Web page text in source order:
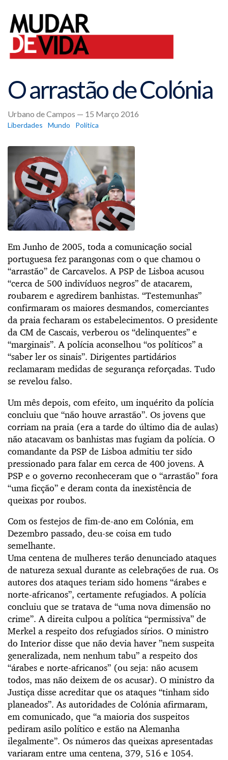
O arrastão de Colónia
Urbano de Campos — 15 Março 2016
Liberdades Mundo Política
Em Junho de 2005, toda a comunicação social
portuguesa fez parangonas com o que chamou o
“arrastão” de Carcavelos. A PSP de Lisboa acusou
“cerca de 500 indivíduos negros” de atacarem,
roubarem e agredirem banhistas. “Testemunhas”
confirmaram os maiores desmandos, comerciantes
da praia fecharam os estabelecimentos. O presidente
da CM de Cascais, verberou os “delinquentes” e
“marginais”. A polícia aconselhou “os políticos” a
“saber ler os sinais”. Dirigentes partidários
reclamaram medidas de segurança reforçadas. Tudo
se revelou falso.
Um mês depois, com efeito, um inquérito da polícia
concluiu que “não houve arrastão”. Os jovens que
corriam na praia (era a tarde do último dia de aulas)
não atacavam os banhistas mas fugiam da polícia. O
comandante da PSP de Lisboa admitiu ter sido
pressionado para falar em cerca de 400 jovens. A
PSP e o governo reconheceram que o “arrastão” fora
“uma ficção” e deram conta da inexistência de
queixas por roubos.
Com os festejos de fim-de-ano em Colónia, em
Dezembro passado, deu-se coisa em tudo
semelhante.
Uma centena de mulheres terão denunciado ataques
de natureza sexual durante as celebrações de rua. Os
autores dos ataques teriam sido homens “árabes e
norte-africanos”, certamente refugiados. A polícia
concluiu que se tratava de “uma nova dimensão no
crime”. A direita culpou a política “permissiva” de
Merkel a respeito dos refugiados sírios. O ministro
do Interior disse que não devia haver ”nem suspeita
generalizada, nem nenhum tabu” a respeito dos
“árabes e norte-africanos” (ou seja: não acusem
todos, mas não deixem de os acusar). O ministro da
Justiça disse acreditar que os ataques “tinham sido
planeados”. As autoridades de Colónia afirmaram,
em comunicado, que “a maioria dos suspeitos
pediram asilo político e estão na Alemanha
ilegalmente”. Os números das queixas apresentadas
variaram entre uma centena, 379, 516 e 1054.